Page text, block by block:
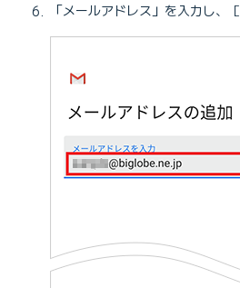
「メールアドレス」を入力し、［